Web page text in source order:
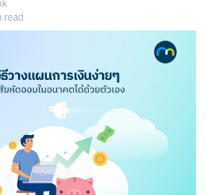
read